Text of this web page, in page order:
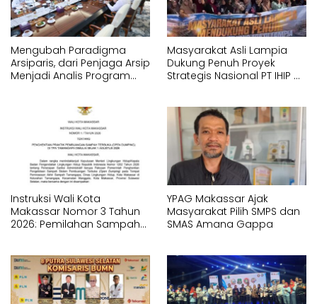
Mengubah Paradigma
Arsiparis, dari Penjaga Arsip
Menjadi Analis Program
Masyarakat Asli Lampia
Dukung Penuh Proyek
Strategis Nasional PT IHIP di
Instruksi Wali Kota
Makassar Nomor 3 Tahun
2026: Pemilahan Sampah
YPAG Makassar Ajak
Masyarakat Pilih SMPS dan
SMAS Amana Gappa